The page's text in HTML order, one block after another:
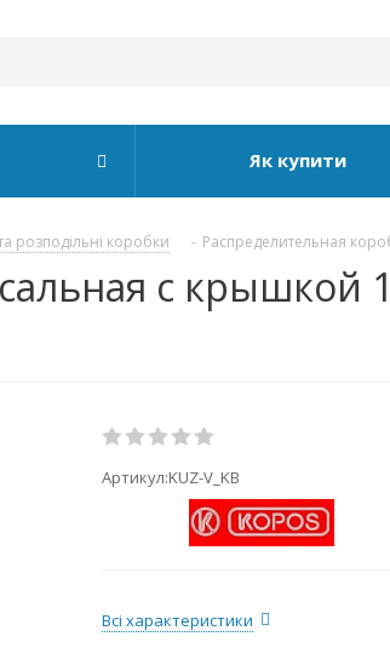
Як купити
розподільні коробки - Распределительная
с крышкой
Артикул:KUZ-V_KB
Всі характеристики